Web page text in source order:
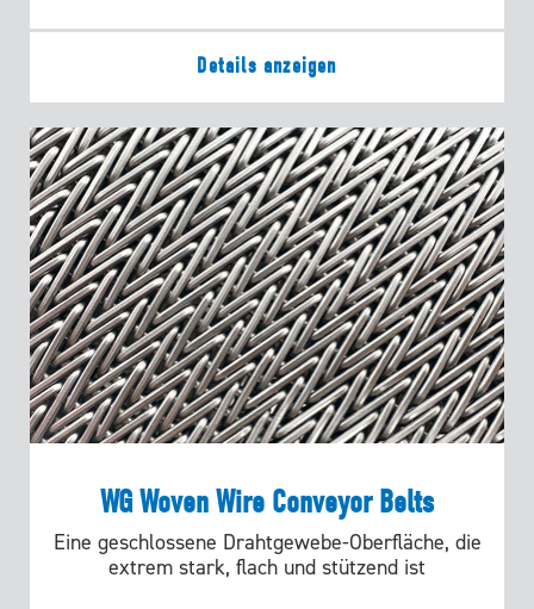
Details anzeigen
WG Woven Wire Conveyor Belts
Eine geschlossene Drahtgewebe-Oberfläche, die
extrem stark, flach und stützend ist